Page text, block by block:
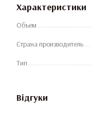
Характеристики
Объем
Страна производитель
Тип
Відгуки